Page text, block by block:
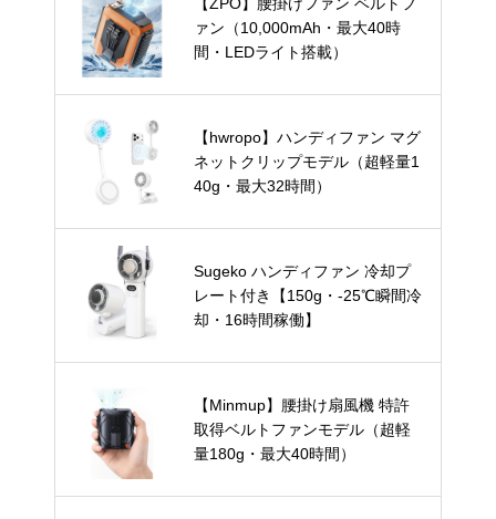
ァン（10,000mAh・最大40時
間・LEDライト搭載）
【hwropo】ハンディファン マグ
ネットクリップモデル（超軽量1
40g・最大32時間）
Sugeko ハンディファン 冷却プ
レート付き【150g・-25℃瞬間冷
却・16時間稼働】
【Minmup】腰掛け扇風機 特許
取得ベルトファンモデル（超軽
量180g・最大40時間）